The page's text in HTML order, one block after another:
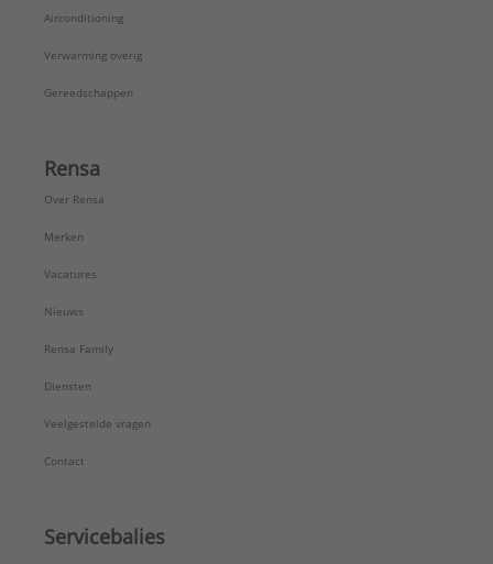
Airconditioning
Verwarming overig
Gereedschappen
Rensa
Over Rensa
Merken
Vacatures
Nieuws
Rensa Family
Diensten
Veelgestelde vragen
Contact
Servicebalies